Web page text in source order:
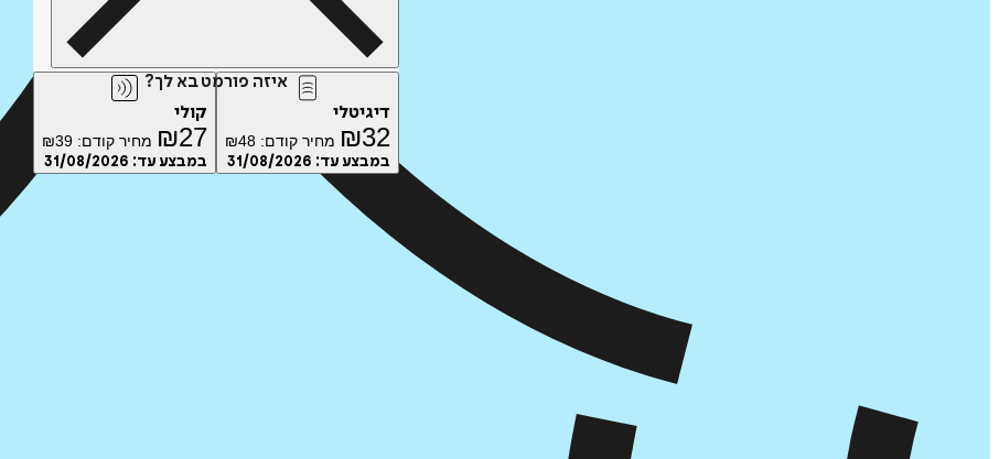
איזה פורמט בא לך?
דיגיטלי
₪32 מחיר קודם: ₪48
במבצע עד: 31/08/2026
קולי
₪27 מחיר קודם: ₪39
במבצע עד: 31/08/2026